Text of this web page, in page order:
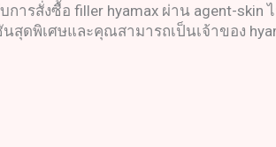
รสั่งซื้อ filler hyamax ผ่าน agent-skin
ดพิเศษและคุณสามารถเป็นเจ้าของ